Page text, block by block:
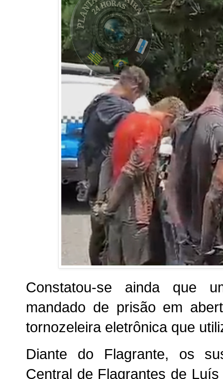
Constatou-se ainda que
mandado de prisão em
tornozeleira eletrônica que
Diante do Flagrante, os
Central de Flagrantes de